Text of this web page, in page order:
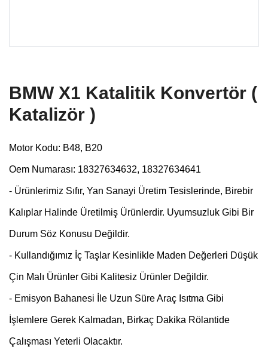
BMW X1 Katalitik Konvertör (
Katalizör )
Motor Kodu: B48, B20
Oem Numarası: 18327634632, 18327634641
- Ürünlerimiz Sıfır, Yan Sanayi Üretim Tesislerinde, Birebir
Kalıplar Halinde Üretilmiş Ürünlerdir. Uyumsuzluk Gibi Bir
Durum Söz Konusu Değildir.
- Kullandığımız İç Taşlar Kesinlikle Maden Değerleri Düşük
Çin Malı Ürünler Gibi Kalitesiz Ürünler Değildir.
- Emisyon Bahanesi İle Uzun Süre Araç Isıtma Gibi
İşlemlere Gerek Kalmadan, Birkaç Dakika Rölantide
Çalışması Yeterli Olacaktır.